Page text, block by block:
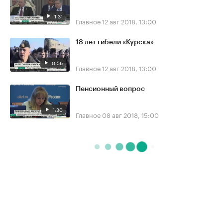
1:31 Главное12 авг 2018, 13:00
0:56
18 лет гибели «Курска»
Главное12 авг 2018, 13:00
1:30
Пенсионный вопрос
Главное 08 авг 2018, 15:00